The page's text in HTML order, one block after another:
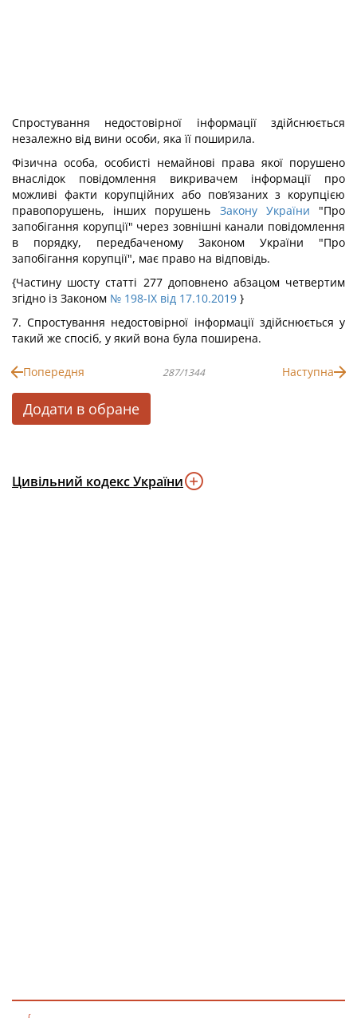
Спростування недостовірної інформації здійснюється
незалежно від вини особи, яка її поширила.
Фізична особа, особисті немайнові права якої порушено
внаслідок повідомлення викривачем інформації про
можливі факти корупційних або пов’язаних з корупцією
правопорушень, інших порушень Закону України "Про
запобігання корупції" через зовнішні канали повідомлення
в порядку, передбаченому Законом України "Про
запобігання корупції", має право на відповідь.
{Частину шосту статті 277 доповнено абзацом четвертим
згідно із Законом № 198-IX від 17.10.2019 }
7. Спростування недостовірної інформації здійснюється у
такий же спосіб, у який вона була поширена.
Попередня 287/1344 Наступна
Додати в обране
Цивільний кодекс України